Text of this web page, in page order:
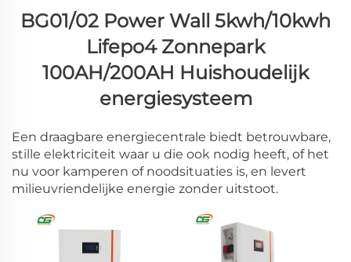
BG01/02 Power Wall 5kwh/10kwh
Lifepo4 Zonnepark
100AH/200AH Huishoudelijk
energiesysteem
Een draagbare energiecentrale biedt betrouwbare,
stille elektriciteit waar u die ook nodig heeft, of het
nu voor kamperen of noodsituaties is, en levert
milieuvriendelijke energie zonder uitstoot.